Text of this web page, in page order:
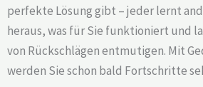
perfekte Lösung gibt – jeder lernt
heraus, was für Sie funktioniert und
von Rückschlägen entmutigen. Mit
werden Sie schon bald Fortschritte